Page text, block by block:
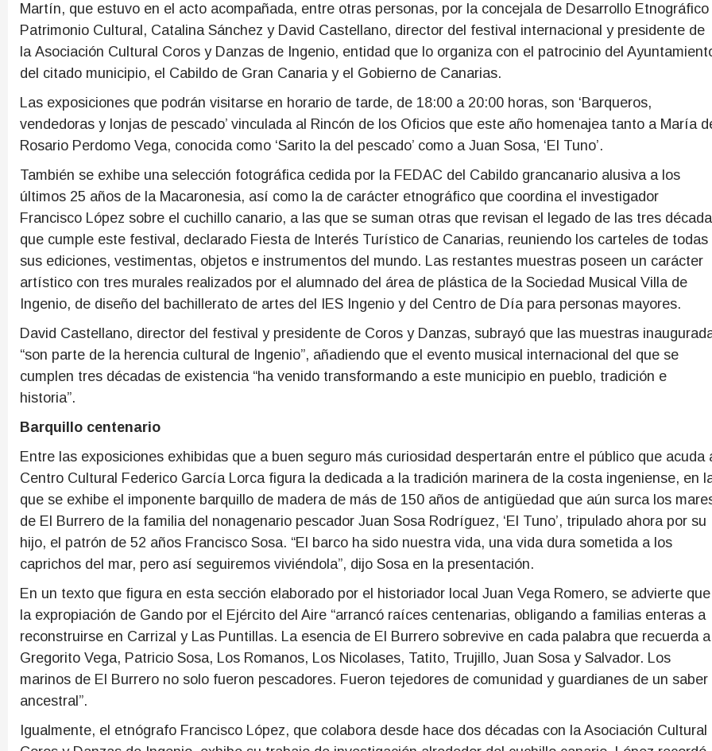
Martín, que estuvo en el acto acompañada, entre otras personas, por la concejala de Desarrollo Etnográfico
Patrimonio Cultural, Catalina Sánchez y David Castellano, director del festival internacional y presidente de
la Asociación Cultural Coros y Danzas de Ingenio, entidad que lo organiza con el patrocinio del
del citado municipio, el Cabildo de Gran Canaria y el Gobierno de Canarias.
Las exposiciones que podrán visitarse en horario de tarde, de 18:00 a 20:00 horas, son ‘Barqueros,
vendedoras y lonjas de pescado’ vinculada al Rincón de los Oficios que este año homenajea tanto a María
Rosario Perdomo Vega, conocida como ‘Sarito la del pescado’ como a Juan Sosa, ‘El Tuno’.
También se exhibe una selección fotográfica cedida por la FEDAC del Cabildo grancanario alusiva a los
últimos 25 años de la Macaronesia, así como la de carácter etnográfico que coordina el investigador
Francisco López sobre el cuchillo canario, a las que se suman otras que revisan el legado de las tres
que cumple este festival, declarado Fiesta de Interés Turístico de Canarias, reuniendo los carteles de todas
sus ediciones, vestimentas, objetos e instrumentos del mundo. Las restantes muestras poseen un carácter
artístico con tres murales realizados por el alumnado del área de plástica de la Sociedad Musical Villa de
Ingenio, de diseño del bachillerato de artes del IES Ingenio y del Centro de Día para personas mayores.
David Castellano, director del festival y presidente de Coros y Danzas, subrayó que las muestras
“son parte de la herencia cultural de Ingenio”, añadiendo que el evento musical internacional del que se
cumplen tres décadas de existencia “ha venido transformando a este municipio en pueblo, tradición e
historia”.
Barquillo centenario
Entre las exposiciones exhibidas que a buen seguro más curiosidad despertarán entre el público que acuda
Centro Cultural Federico García Lorca figura la dedicada a la tradición marinera de la costa ingeniense, en
que se exhibe el imponente barquillo de madera de más de 150 años de antigüedad que aún surca los
de El Burrero de la familia del nonagenario pescador Juan Sosa Rodríguez, ‘El Tuno’, tripulado ahora por su
hijo, el patrón de 52 años Francisco Sosa. “El barco ha sido nuestra vida, una vida dura sometida a los
caprichos del mar, pero así seguiremos viviéndola”, dijo Sosa en la presentación.
En un texto que figura en esta sección elaborado por el historiador local Juan Vega Romero, se advierte que
la expropiación de Gando por el Ejército del Aire “arrancó raíces centenarias, obligando a familias enteras a
reconstruirse en Carrizal y Las Puntillas. La esencia de El Burrero sobrevive en cada palabra que recuerda a
Gregorito Vega, Patricio Sosa, Los Romanos, Los Nicolases, Tatito, Trujillo, Juan Sosa y Salvador. Los
marinos de El Burrero no solo fueron pescadores. Fueron tejedores de comunidad y guardianes de un saber
ancestral”.
Igualmente, el etnógrafo Francisco López, que colabora desde hace dos décadas con la Asociación Cultural